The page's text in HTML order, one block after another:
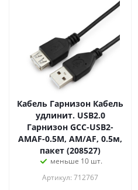
Кабель Гарнизон Кабель
удлинит. USB2.0
Гарнизон GCC-USB2-
AMAF-0.5M, AM/AF, 0.5м,
пакет (208527)
меньше 10 шт.
Артикул: 712767